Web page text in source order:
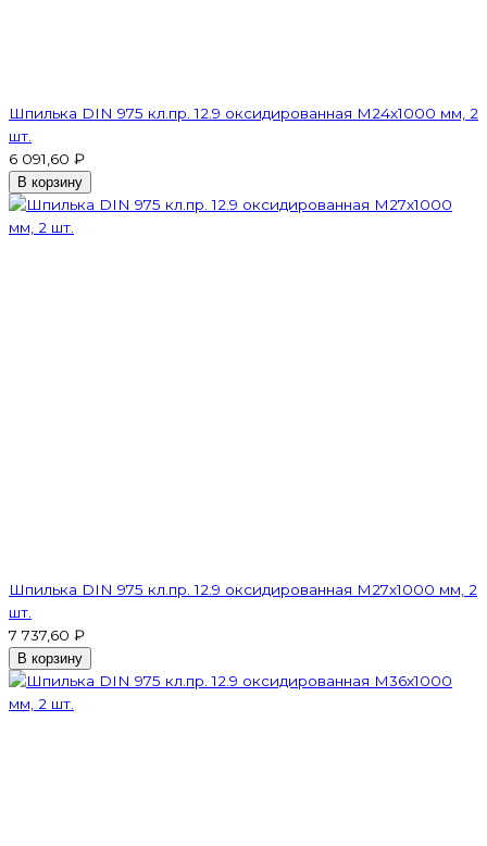
Шпилька DIN 975 кл.пр. 12.9 оксидированная M24х1000 мм, 2
шт.
6 091,60 ₽
В корзину
Шпилька DIN 975 кл.пр. 12.9 оксидированная M27х1000 мм, 2
шт.
7 737,60 ₽
В корзину